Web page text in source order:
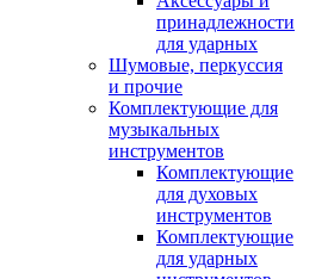
принадлежности
для ударных
Шумовые, перкуссия
и прочие
Комплектующие для
музыкальных
инструментов
Комплектующие
для духовых
инструментов
Комплектующие
для ударных